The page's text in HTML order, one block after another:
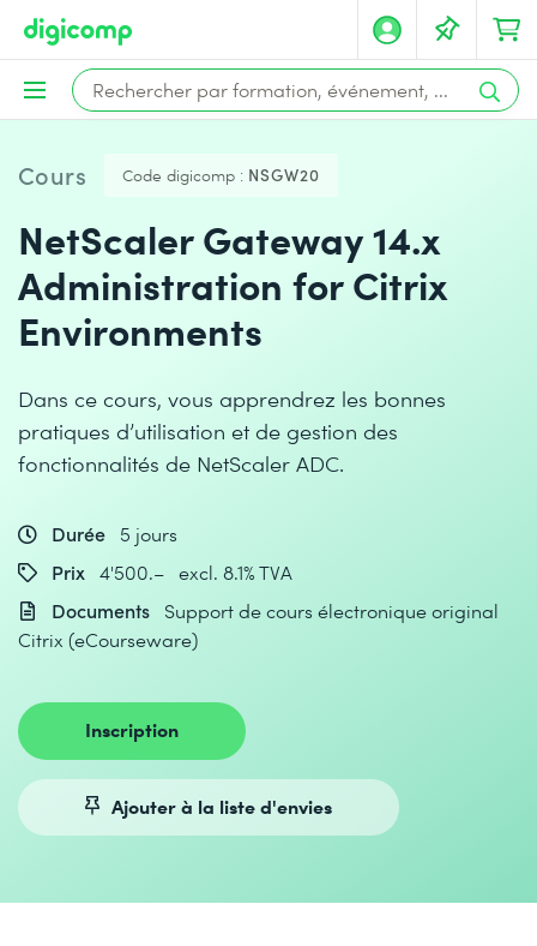
Cours Code digicomp : NSGW20
NetScaler Gateway 14.x
Administration for Citrix
Environments
Dans ce cours, vous apprendrez les bonnes
pratiques d’utilisation et de gestion des
fonctionnalités de NetScaler ADC.
Durée
5 jours
Prix
4'500.– excl. 8.1% TVA
Documents
Support de cours électronique original
Citrix (eCourseware)
Inscription
Ajouter à la liste d'envies